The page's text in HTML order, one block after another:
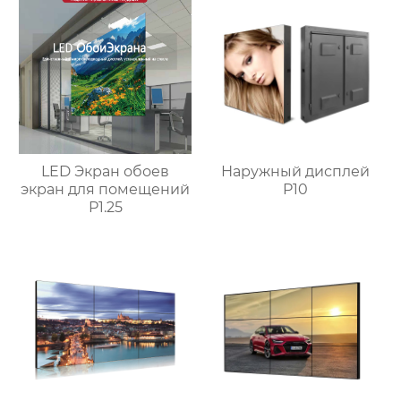
LED Экран обоев
экран для помещений
P1.25
Наружный дисплей
P10